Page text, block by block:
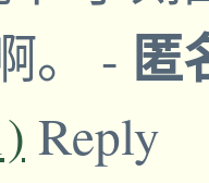
。 - 匿
Reply